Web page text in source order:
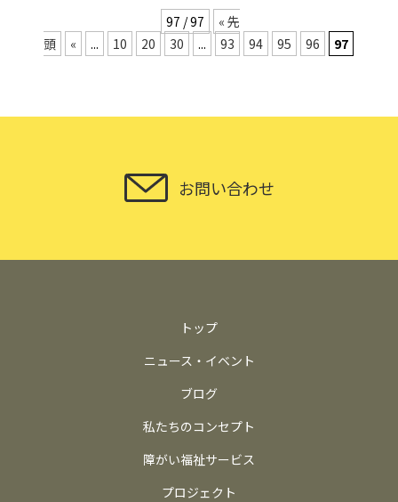
97 / 97
« 先
頭
« ... 10 20 30 ... 93 94 95 96 97
お問い合わせ
トップ
ニュース・イベント
ブログ
私たちのコンセプト
障がい福祉サービス
プロジェクト